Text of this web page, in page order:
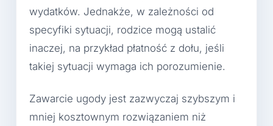
wydatków. Jednakże, w zależności od
specyfiki sytuacji, rodzice mogą ustalić
inaczej, na przykład płatność z dołu, jeśli
takiej sytuacji wymaga ich porozumienie.
Zawarcie ugody jest zazwyczaj szybszym i
mniej kosztownym rozwiązaniem niż